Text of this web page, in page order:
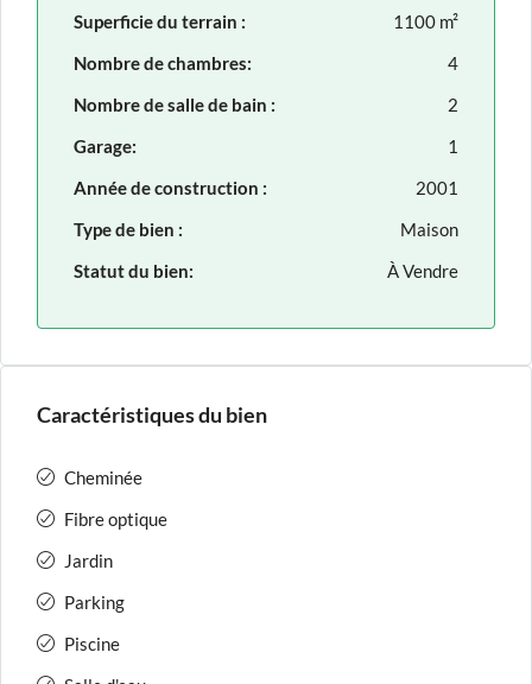
Superficie du terrain :
1100 m²
Nombre de chambres:
4
Nombre de salle de bain :
2
Garage:
1
Année de construction :
2001
Type de bien :
Maison
Statut du bien:
À Vendre
Caractéristiques du bien
Cheminée
Fibre optique
Jardin
Parking
Piscine